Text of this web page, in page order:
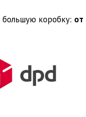
коробку: от